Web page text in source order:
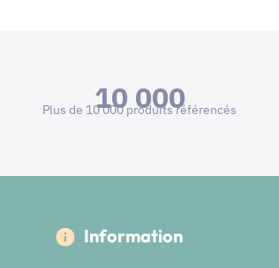
10 000
Plus de 10 000 produits référencés
Information